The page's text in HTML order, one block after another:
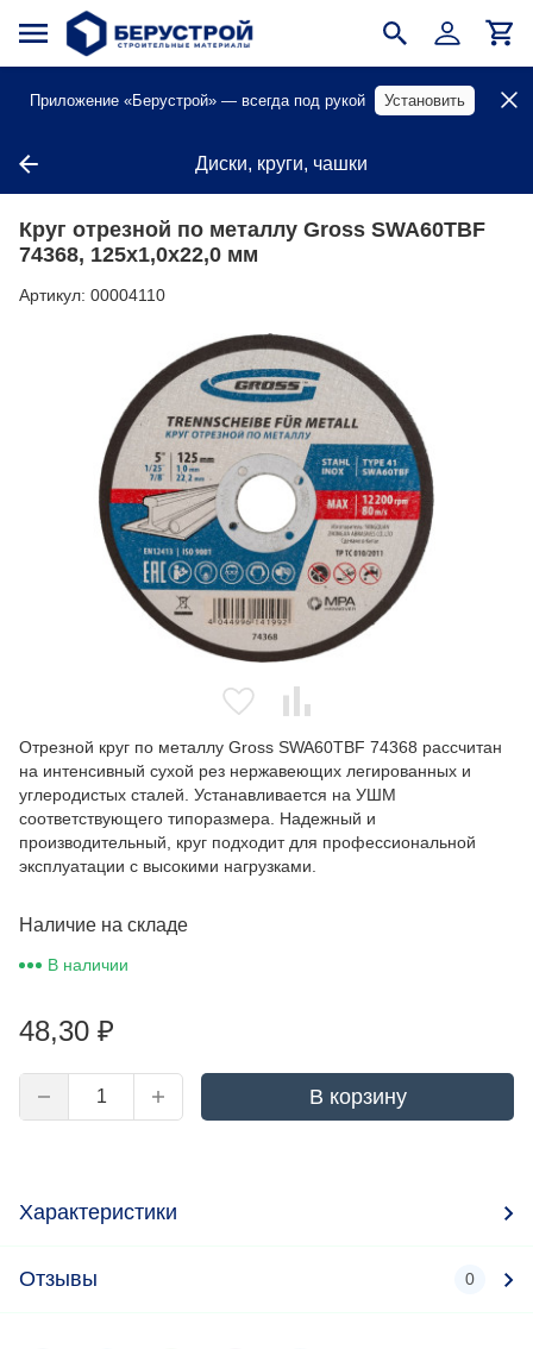
Приложение «Берустрой» — всегда под рукой Установить
Диски, круги, чашки
Круг отрезной по металлу Gross SWA60TBF
74368, 125х1,0х22,0 мм
Артикул: 00004110
Отрезной круг по металлу Gross SWA60TBF 74368 рассчитан
на интенсивный сухой рез нержавеющих легированных и
углеродистых сталей. Устанавливается на УШМ
соответствующего типоразмера. Надежный и
производительный, круг подходит для профессиональной
эксплуатации с высокими нагрузками.
Наличие на складе
В наличии
48,30 ₽
В корзину
Характеристики
Отзывы 0